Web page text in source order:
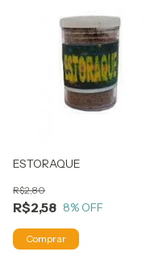
ESTORAQUE
R$2,58
R$2,80
8% OFF